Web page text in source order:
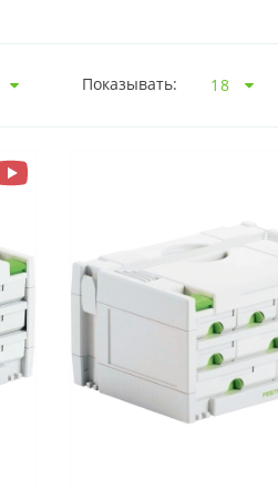
Показывать: